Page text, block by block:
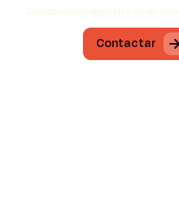
Disponíveis de segunda a sexta-
Contactar